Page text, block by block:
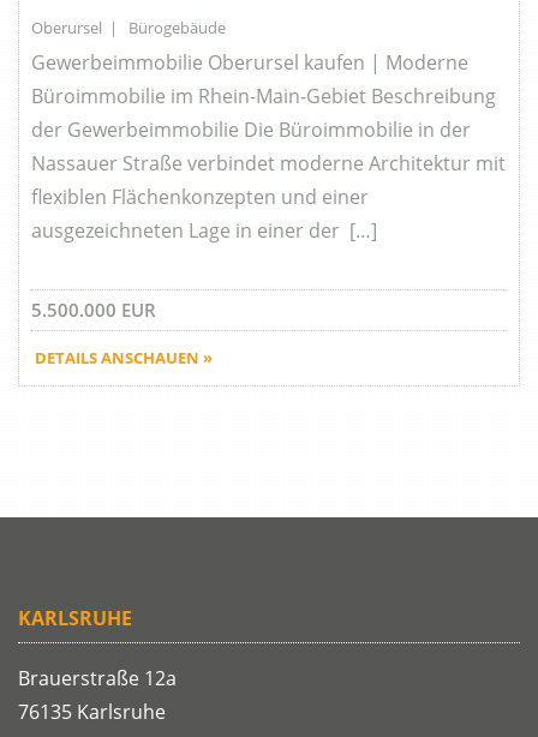
Oberursel | Bürogebäude
Gewerbeimmobilie Oberursel kaufen | Moderne
Büroimmobilie im Rhein-Main-Gebiet Beschreibung
der Gewerbeimmobilie Die Büroimmobilie in der
Nassauer Straße verbindet moderne Architektur mit
flexiblen Flächenkonzepten und einer
ausgezeichneten Lage in einer der […]
5.500.000 EUR
DETAILS ANSCHAUEN »
KARLSRUHE
Brauerstraße 12a
76135 Karlsruhe